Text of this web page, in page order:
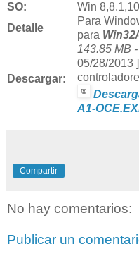
SO:
Win
Detalle
Para
para
Descargar:
143.85 MB
05/28/2013
A1-
Compartir
No hay comentarios:
Publicar un